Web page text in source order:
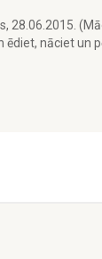
28.06.2015.
nāciet un